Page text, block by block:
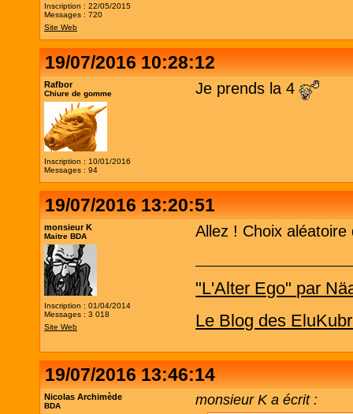
Inscription : 22/05/2015
Messages : 720
Site Web
19/07/2016 10:28:12
Rafbor
Chiure de gomme
Inscription : 10/01/2016
Messages : 94
Je prends la 4
19/07/2016 13:20:51
monsieur K
Maitre BDA
Inscription : 01/04/2014
Messages : 3 018
Site Web
Allez ! Choix aléatoire
"L'Alter Ego" par
Le Blog des
19/07/2016 13:46:14
Nicolas Archimède
BDA monsieur K a écrit :